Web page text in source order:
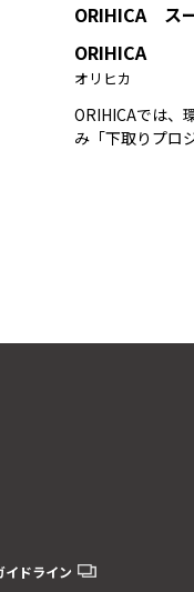
ORIHICA ス
ORIHICA
オリヒカ
ORIHICAでは、
み「下取りプロ
イドライン